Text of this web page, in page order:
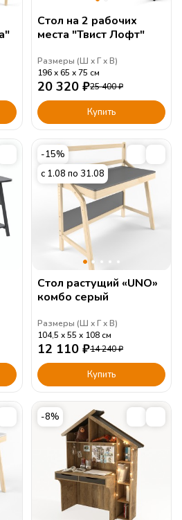
Стол на 2 рабочих
места "Твист Лофт"
Размеры (Ш Г В)
196
65 75 см
20 320 ₽25 400₽
Купить
-15%
с 1.08 по 31.08
Стол растущий «UNO»
комбо серый
Размеры (Ш Г В)
104,5
55 108 см
12 110 ₽14 240₽
Купить
-8%